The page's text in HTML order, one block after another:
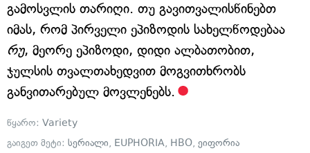
გამოსვლის თარიღი. თუ გავითვალისწინებთ
იმას, რომ პირველი ეპიზოდის სახელწოდებაა
რუ, მეორე ეპიზოდი, დიდი ალბათობით,
ჯულსის თვალთახედვით მოგვითხრობს
განვითარებულ მოვლენებს.
წყარო: Variety
გაიგეთ მეტი: სერიალი, EUPHORIA, HBO, ეიფორია